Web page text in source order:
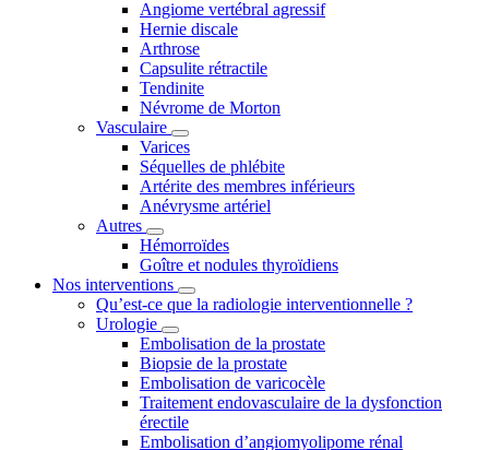
Angiome vertébral agressif
Hernie discale
Arthrose
Capsulite rétractile
Tendinite
Névrome de Morton
Vasculaire
Varices
Séquelles de phlébite
Artérite des membres inférieurs
Anévrysme artériel
Autres
Hémorroïdes
Goître et nodules thyroïdiens
Nos interventions
Qu’est-ce que la radiologie interventionnelle ?
Urologie
Embolisation de la prostate
Biopsie de la prostate
Embolisation de varicocèle
Traitement endovasculaire de la dysfonction
érectile
Embolisation d’angiomyolipome rénal